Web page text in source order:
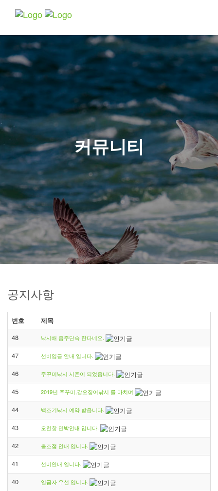
커뮤니티
공지사항
번호
제목
48
낚시배 음주단속 한다네요.
47 선비입금 안내 입니다.
46 주꾸미낚시 시즌이 되었읍니다.
45 2019년 주꾸미,갑오징어낚시 를 마치며
44 백조기낚시 예약 받읍니다.
43 오천항 민박안내 입니다.
42 출조점 안내 입니다.
41 선비안내 입니다.
40 입금자 우선 입니다.